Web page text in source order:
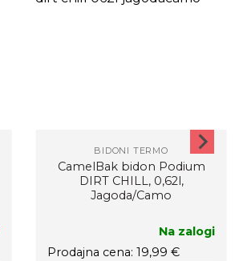
BIDONI TERMO
CamelBak bidon Podium
DIRT CHILL, 0,62l,
Jagoda/Camo
Na zalogi
Prodajna cena: 19,99 €